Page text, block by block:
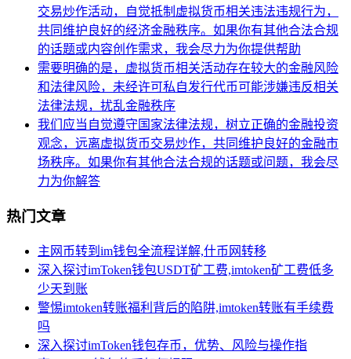
交易炒作活动，自觉抵制虚拟货币相关违法违规行为，
共同维护良好的经济金融秩序。如果你有其他合法合规
的话题或内容创作需求，我会尽力为你提供帮助
需要明确的是，虚拟货币相关活动存在较大的金融风险
和法律风险，未经许可私自发行代币可能涉嫌违反相关
法律法规，扰乱金融秩序
我们应当自觉遵守国家法律法规，树立正确的金融投资
观念，远离虚拟货币交易炒作，共同维护良好的金融市
场秩序。如果你有其他合法合规的话题或问题，我会尽
力为你解答
热门文章
主网币转到im钱包全流程详解,什币网转移
深入探讨imToken钱包USDT矿工费,imtoken矿工费低多
少天到账
警惕imtoken转账福利背后的陷阱,imtoken转账有手续费
吗
深入探讨imToken钱包存币，优势、风险与操作指